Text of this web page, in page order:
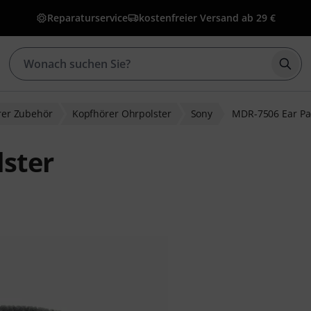
Reparaturservice kostenfreier Versand ab 29 €
Zubehör Kopfhörer Ohrpolster Sony MDR-7506 Ear